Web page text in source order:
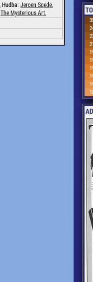
, Hudba: Jeroen Soede
The Mysterious Art